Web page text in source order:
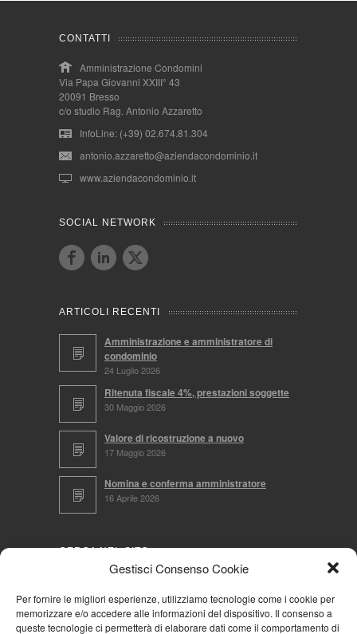
Gestisci Consenso Cookie
Per fornire le migliori esperienze, utilizziamo tecnologie come i cookie per
memorizzare e/o accedere alle informazioni del dispositivo. Il consenso a
queste tecnologie ci permetterà di elaborare dati come il comportamento di
CONTATTI
Amministrazione Condomini
Via Papa Giovanni XXIII° 43
20091 Bresso
c/o studio Rag. Antonio Azzaretto
InfoLine: (+39) 02.674.81.304
antonio.azzaretto@aziendacondominio.it
www.aziendacondominio.it
SOCIAL NETWORK
ARTICOLI RECENTI
Amministrazione e amministratore di
condominio
24 Luglio 2026
Ritenuta fiscale 4%, prestazioni soggette
30 Maggio 2026
Valore di ricostruzione a nuovo
17 Maggio 2026
Nomina e conferma amministratore
16 Aprile 2026
CERCA NEL SITO
NAVIGA PER